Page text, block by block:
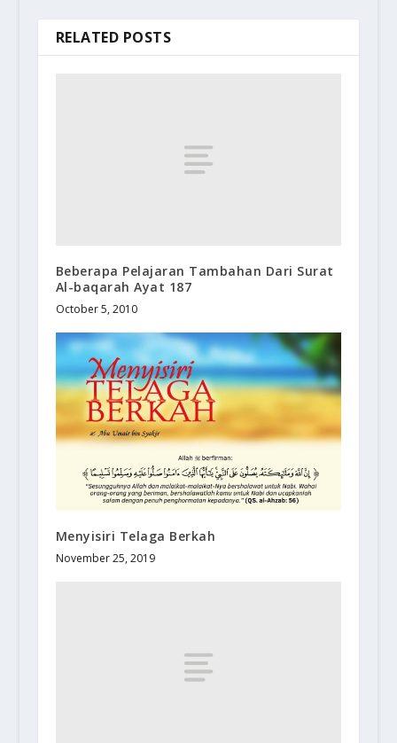
RELATED POSTS
Beberapa Pelajaran Tambahan Dari Surat
Al-baqarah Ayat 187
October 5, 2010
Menyisiri Telaga Berkah
November 25, 2019